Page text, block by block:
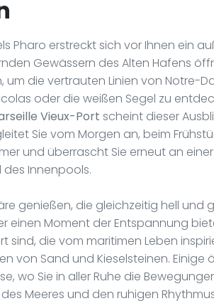
Pharo erstreckt sich vor Ihnen ein
Gewässern des Alten Hafens
um die vertrauten Linien von Notre-
oder die weißen Segel zu
Vieux-Port scheint dieser
Sie vom Morgen an, beim
und überrascht Sie erneut an einer
Innenpools.
genießen, die gleichzeitig hell und
einen Moment der Entspannung
sind, die vom maritimen Leben
von Sand und Kieselsteinen. Einige
wo Sie in aller Ruhe die
Meeres und den ruhigen